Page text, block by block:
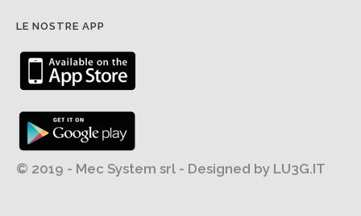
LE NOSTRE APP
© 2019 - Mec System srl - Designed by LU3G.IT